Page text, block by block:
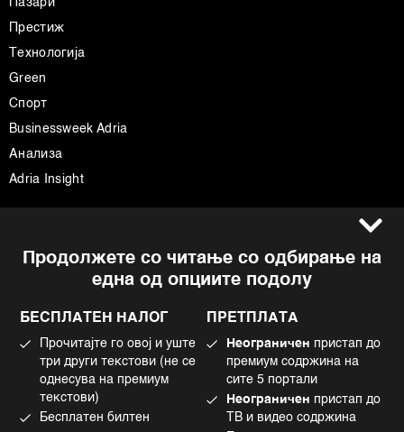
Продолжете со читање со одбирање на
една од опциите подолу
БЕСПЛАТЕН НАЛОГ
Прочитајте го овој и уште
три други текстови (не се
однесува на премиум
текстови)
Бесплатен билтен
ПРЕТПЛАТА
Неограничен пристап до
премиум содржина на
сите 5 портали
Неограничен пристап до
ТВ и видео содржина
Престиж
Технологија
Green
Спорт
Businessweek Adria
Анализа
Adria Insight
Импресум
Политика на приватност
Употреба на вештачка интелигенција
Facebook
Instagram
Tiktok
©2022 - 2026 Bloomberg L.P. All Rights Reserved. BLOOMBERG and the